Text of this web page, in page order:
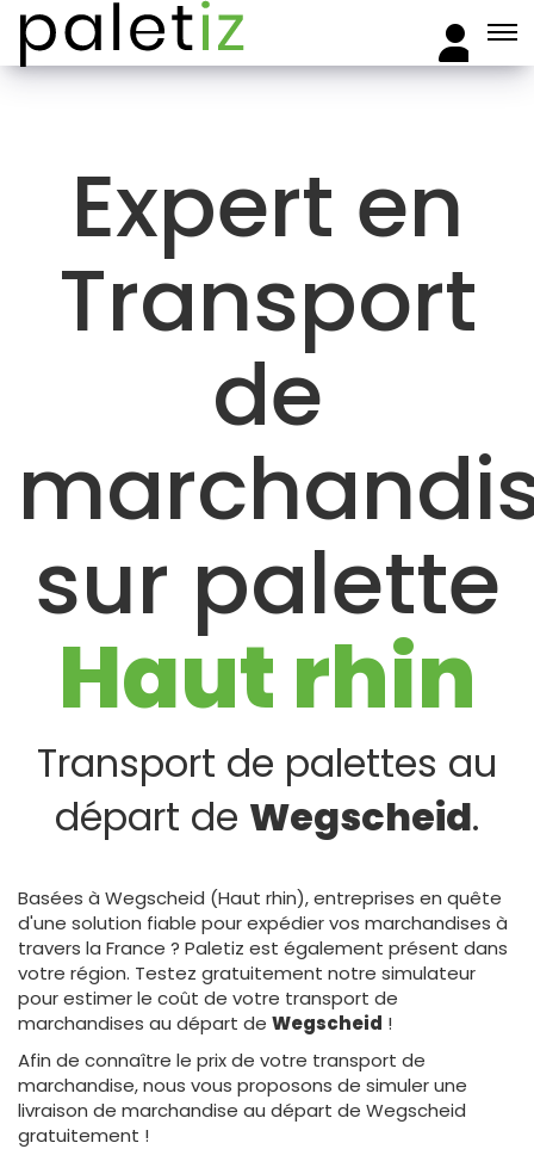
Expert en
Transport
de
sur palette
Haut rhin
Transport de palettes au
départ de Wegscheid.
Basées à Wegscheid (Haut rhin), entreprises en quête
d'une solution fiable pour expédier vos marchandises à
travers la France ? Paletiz est également présent dans
votre région. Testez gratuitement notre simulateur
pour estimer le coût de votre transport de
marchandises au départ de Wegscheid !
Afin de connaître le prix de votre transport de
marchandise, nous vous proposons de simuler une
livraison de marchandise au départ de Wegscheid
gratuitement !